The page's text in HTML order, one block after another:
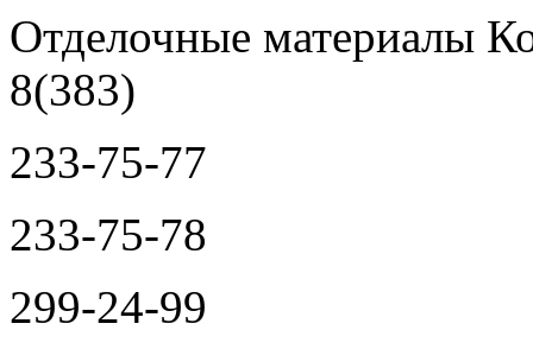
Отделочные материалы
8(383)
233-75-77
233-75-78
299-24-99